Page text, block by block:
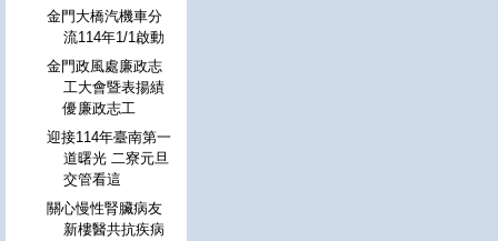
金門大橋汽機車分
流114年1/1啟動
金門政風處廉政志
工大會暨表揚績
優廉政志工
迎接114年臺南第一
道曙光 二寮元旦
交管看這
關心慢性腎臟病友
新樓醫共抗疾病